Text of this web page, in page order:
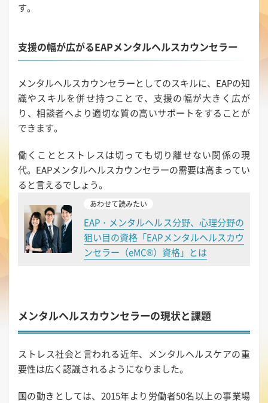
す。
支援の幅が広がるEAPメンタルヘルスカウンセラー
メンタルヘルスカウンセラーとしてのスキルに、EAPの知
識やスキルを併せ持つことで、支援の幅が大きく広が
り、相談者へより適切な質の高いサポートをすることが
できます。
働くこととストレスは切っても切り離せない関係の現
代。EAPメンタルヘルスカウンセラーの需要は高まってい
ると言えるでしょう。
あわせて読みたい
EAP・メンタルヘルス分野、心理分野の
狙い目の資格「EAPメンタルヘルスカウ
ンセラー（eMC®）資格」とは
メンタルヘルスカウンセラーの現状と課題
ストレス社会と言われる近年、メンタルヘルスケアの重
要性は広く認識されるようになりました。
国の動きとしては、2015年より労働者50名以上の事業場